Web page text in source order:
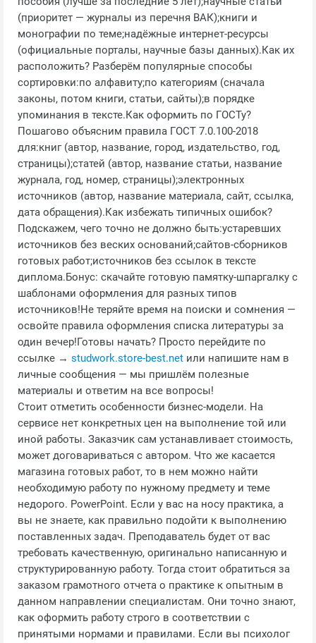
(приоритет — журналы из перечня ВАК);книги и
монографии по теме;надёжные интернет‑ресурсы
(официальные порталы, научные базы данных).Как их
расположить? Разберём популярные способы
сортировки:по алфавиту;по категориям (сначала
законы, потом книги, статьи, сайты);в порядке
упоминания в тексте.Как оформить по ГОСТу?
Пошагово объясним правила ГОСТ 7.0.100‑2018
для:книг (автор, название, город, издательство, год,
страницы);статей (автор, название статьи, название
журнала, год, номер, страницы);электронных
источников (автор, название материала, сайт, ссылка,
дата обращения).Как избежать типичных ошибок?
Подскажем, чего точно не должно быть:устаревших
источников без веских оснований;сайтов‑сборников
готовых работ;источников без ссылок в тексте
диплома.Бонус: скачайте готовую памятку‑шпаргалку с
шаблонами оформления для разных типов
источников!Не теряйте время на поиски и сомнения —
освойте правила оформления списка литературы за
один вечер!Готовы начать? Просто перейдите по
ссылке → studwork.store-best.net или напишите нам в
личные сообщения — мы пришлём полезные
материалы и ответим на все вопросы!
Стоит отметить особенности бизнес-модели. На
сервисе нет конкретных цен на выполнение той или
иной работы. Заказчик сам устанавливает стоимость,
может договариваться с автором. Что же касается
магазина готовых работ, то в нем можно найти
необходимую работу по нужному предмету и теме
недорого. PowerPoint. Если у вас на носу практика, а
вы не знаете, как правильно подойти к выполнению
поставленных задач. Преподаватель будет от вас
требовать качественную, оригинально написанную и
структурированную работу. Тогда стоит обратиться за
заказом грамотного отчета о практике к опытным в
данном направлении специалистам. Они точно знают,
как оформить работу строго в соответствии с
принятыми нормами и правилами. Если вы психолог